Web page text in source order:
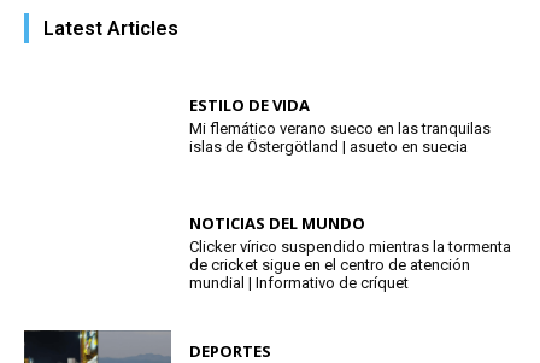
Latest Articles
ESTILO DE VIDA
Mi flemático verano sueco en las tranquilas
islas de Östergötland | asueto en suecia
NOTICIAS DEL MUNDO
Clicker vírico suspendido mientras la tormenta
de cricket sigue en el centro de atención
mundial | Informativo de críquet
DEPORTES